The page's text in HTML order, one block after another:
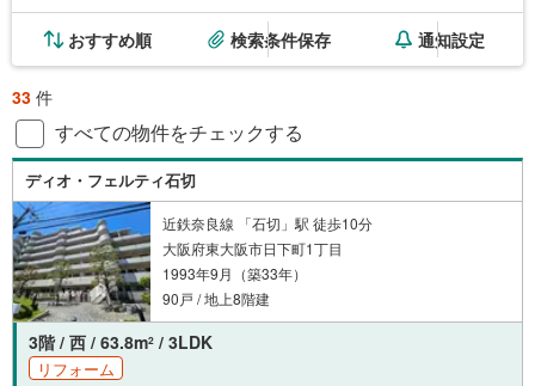
おすすめ順 検索条件保存 通知設定
33 件
すべての物件をチェックする
ディオ・フェルティ石切
近鉄奈良線 「石切」駅 徒歩10分
大阪府東大阪市日下町1丁目
1993年9月（築33年）
90戸 / 地上8階建
3階 / 西 / 63.8m2 / 3LDK
リフォーム